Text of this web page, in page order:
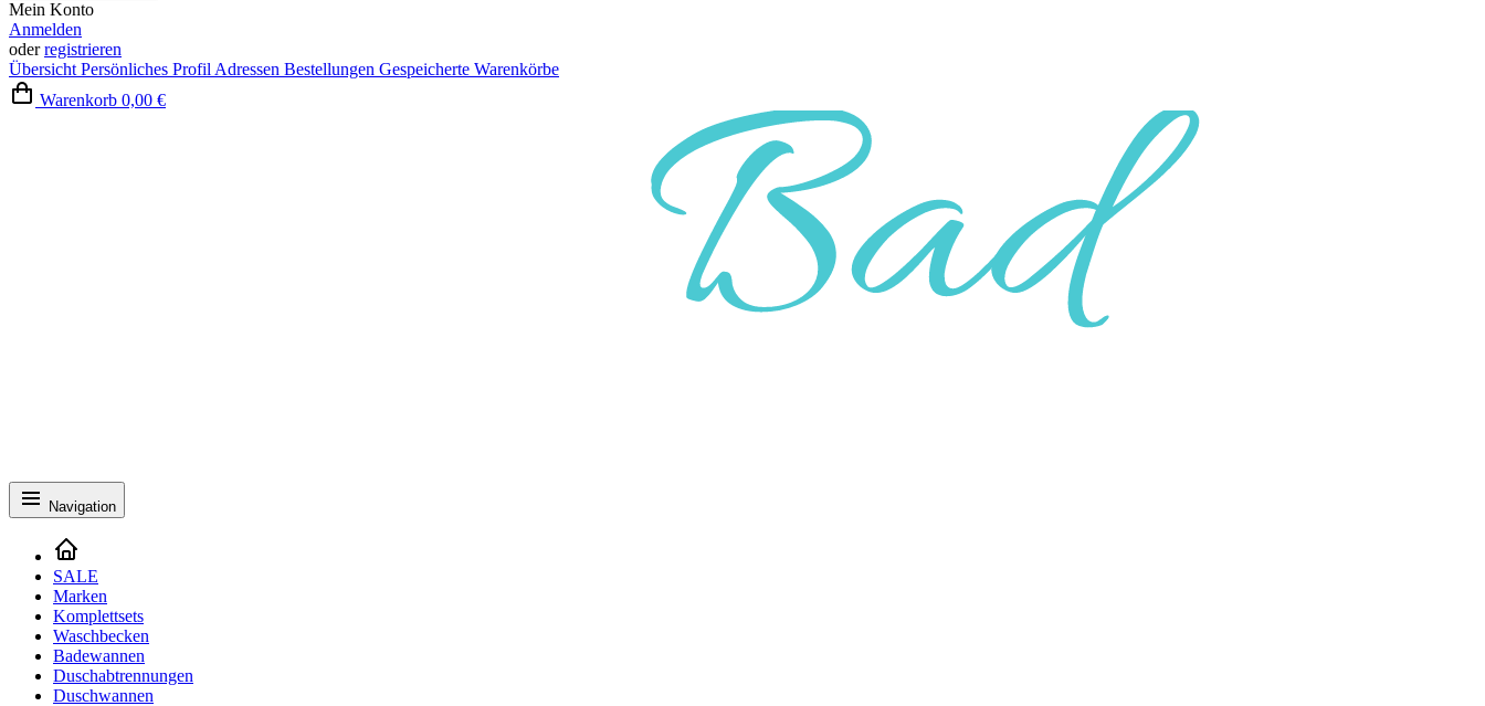
Mein Konto
Anmelden
oderregistrieren
Übersicht Persönliches Profil Adressen Bestellungen Gespeicherte Warenkörbe
Warenkorb 0,00 €
Navigation
SALE
Marken
Komplettsets
Waschbecken
Badewannen
Duschabtrennungen
Duschwannen